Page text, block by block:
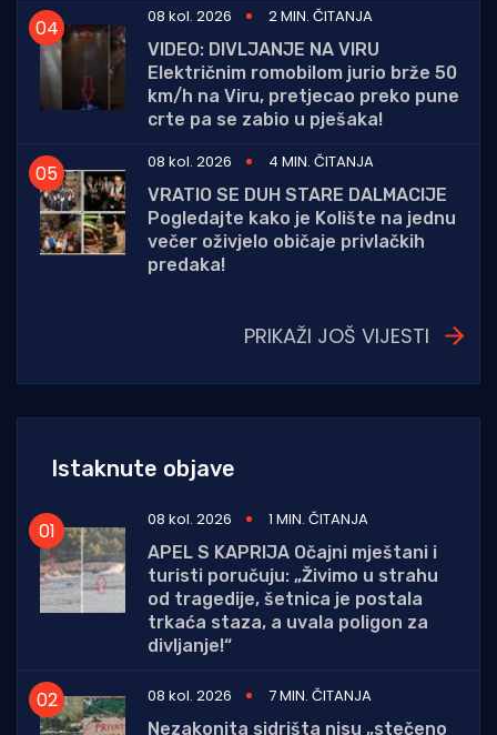
08 kol. 2026
2 MIN. ČITANJA
VIDEO: DIVLJANJE NA VIRU
Električnim romobilom jurio brže 50
km/h na Viru, pretjecao preko pune
crte pa se zabio u pješaka!
08 kol. 2026
4 MIN. ČITANJA
VRATIO SE DUH STARE DALMACIJE
Pogledajte kako je Kolište na jednu
večer oživjelo običaje privlačkih
predaka!
PRIKAŽI JOŠ VIJESTI
Istaknute objave
08 kol. 2026
1 MIN. ČITANJA
APEL S KAPRIJA Očajni mještani i
turisti poručuju: „Živimo u strahu
od tragedije, šetnica je postala
trkaća staza, a uvala poligon za
divljanje!“
08 kol. 2026
7 MIN. ČITANJA
Nezakonita sidrišta nisu „stečeno